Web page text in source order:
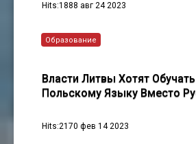
Hits:1888 авг 24 2023
Власти Литвы Хотят
Польскому Языку Вместо
Hits:2170 фев 14 2023
Образование